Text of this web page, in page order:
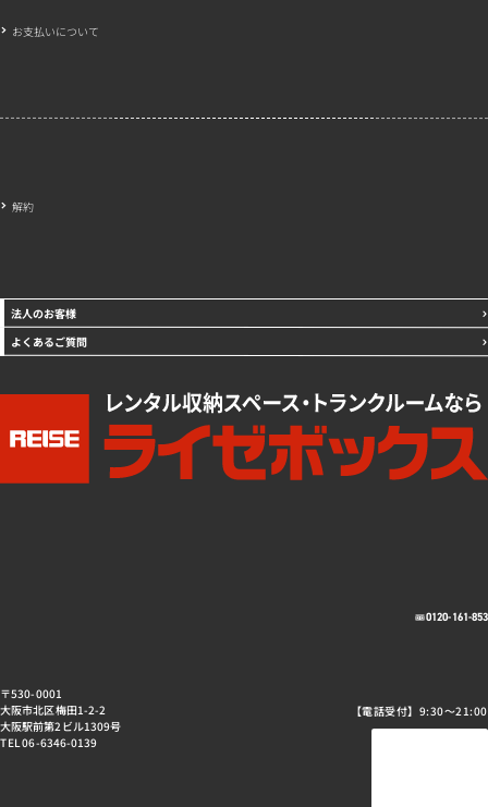
〒530-0001
大阪市北区梅田1-2-2
大阪駅前第2ビル1309号
TEL 06-6346-0139
0120-161-853
【電話受付】9:30～21:00
お支払いについて
解約
法人のお客様
よくあるご質問